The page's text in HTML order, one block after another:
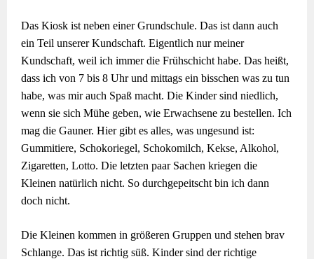
Das Kiosk ist neben einer Grundschule. Das ist dann auch
ein Teil unserer Kundschaft. Eigentlich nur meiner
Kundschaft, weil ich immer die Frühschicht habe. Das heißt,
dass ich von 7 bis 8 Uhr und mittags ein bisschen was zu tun
habe, was mir auch Spaß macht. Die Kinder sind niedlich,
wenn sie sich Mühe geben, wie Erwachsene zu bestellen. Ich
mag die Gauner. Hier gibt es alles, was ungesund ist:
Gummitiere, Schokoriegel, Schokomilch, Kekse, Alkohol,
Zigaretten, Lotto. Die letzten paar Sachen kriegen die
Kleinen natürlich nicht. So durchgepeitscht bin ich dann
doch nicht.
Die Kleinen kommen in größeren Gruppen und stehen brav
Schlange. Das ist richtig süß. Kinder sind der richtige